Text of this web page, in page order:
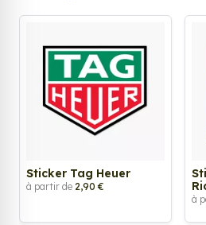
Sticker Tag Heuer
à partir de 2,90 €
à